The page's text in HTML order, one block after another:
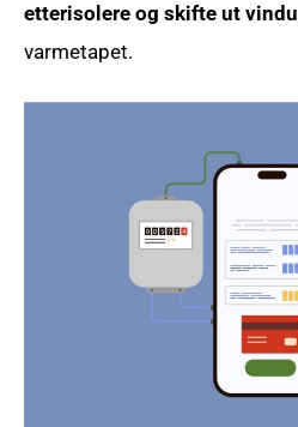
etterisolere og skifte ut vindu
varmetapet.